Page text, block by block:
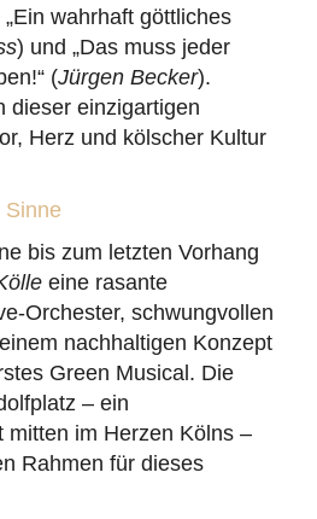
„Ein wahrhaft göttliches
) und „Das muss jeder
(Jürgen Becker).
dieser einzigartigen
Herz und kölscher Kultur
Sinne
bis zum letzten Vorhang
eine rasante
Orchester, schwungvollen
nachhaltigen Konzept
Green Musical. Die
– ein
mitten im Herzen Kölns –
Rahmen für dieses